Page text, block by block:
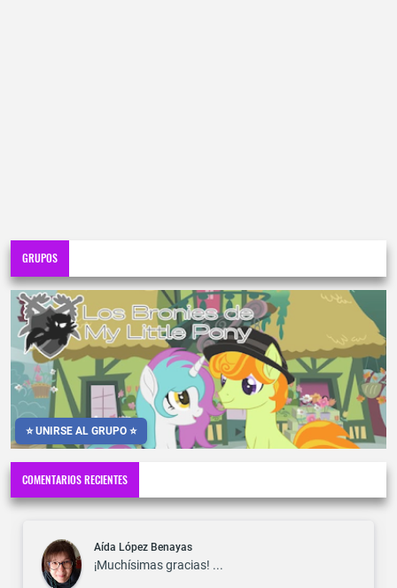
GRUPOS
⭐ UNIRSE AL GRUPO ⭐
COMENTARIOS RECIENTES
Aída López Benayas
¡Muchísimas gracias! ...